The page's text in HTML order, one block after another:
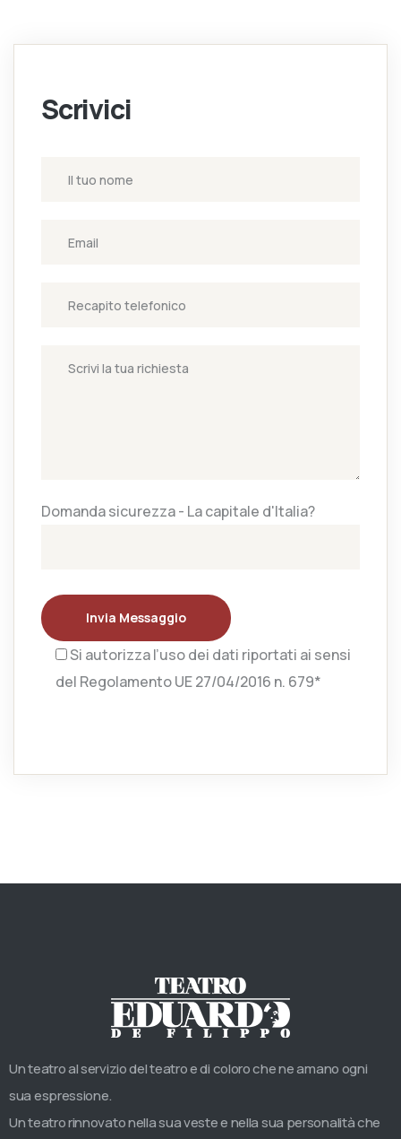
Scrivici
Domanda sicurezza - La capitale d'Italia?
Invia Messaggio
Si autorizza l’uso dei dati riportati ai sensi
del Regolamento UE 27/04/2016 n. 679*
Un teatro al servizio del teatro e di coloro che ne amano ogni
sua espressione.
Un teatro rinnovato nella sua veste e nella sua personalità che